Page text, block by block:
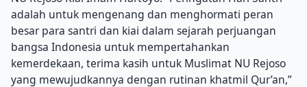
adalah untuk mengenang dan menghormati peran
besar para santri dan kiai dalam sejarah perjuangan
bangsa Indonesia untuk mempertahankan
kemerdekaan, terima kasih untuk Muslimat NU Rejoso
yang mewujudkannya dengan rutinan khatmil Qur’an,”